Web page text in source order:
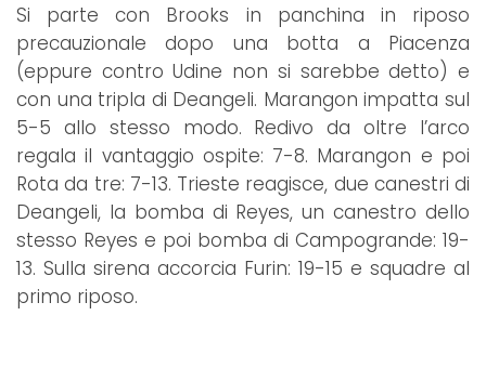
Si parte con Brooks in panchina in riposo
precauzionale dopo una botta a Piacenza
(eppure contro Udine non si sarebbe detto) e
con una tripla di Deangeli. Marangon impatta sul
5-5 allo stesso modo. Redivo da oltre l’arco
regala il vantaggio ospite: 7-8. Marangon e poi
Rota da tre: 7-13. Trieste reagisce, due canestri di
Deangeli, la bomba di Reyes, un canestro dello
stesso Reyes e poi bomba di Campogrande: 19-
13. Sulla sirena accorcia Furin: 19-15 e squadre al
primo riposo.